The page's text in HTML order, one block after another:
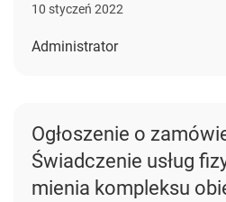
10 styczeń 2022
Administrator
Ogłoszenie o
Świadczenie usług
mienia kompleksu